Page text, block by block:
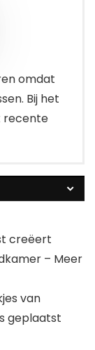
omdat
Bij het
recente
creëert
– Meer
van
geplaatst